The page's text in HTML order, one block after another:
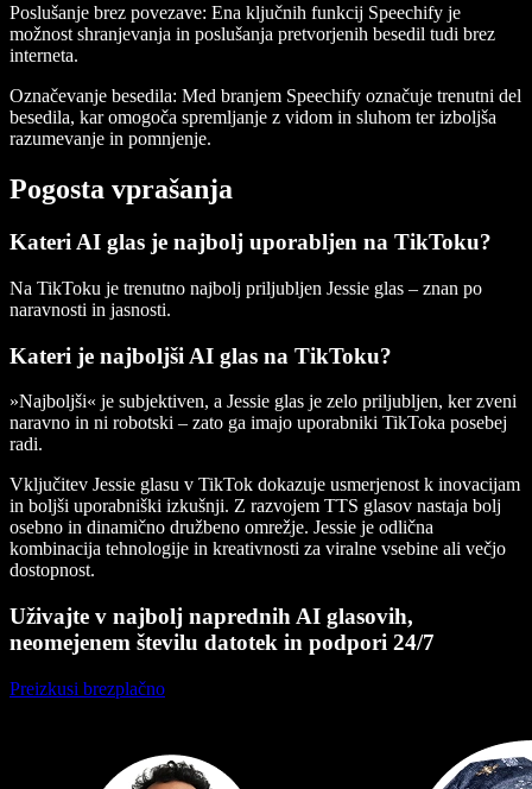
Poslušanje brez povezave: Ena ključnih funkcij Speechify je
možnost shranjevanja in poslušanja pretvorjenih besedil tudi brez
interneta.
Označevanje besedila: Med branjem Speechify označuje trenutni del
besedila, kar omogoča spremljanje z vidom in sluhom ter izboljša
razumevanje in pomnjenje.
Pogosta vprašanja
Kateri AI glas je najbolj uporabljen na TikToku?
Na TikToku je trenutno najbolj priljubljen Jessie glas – znan po
naravnosti in jasnosti.
Kateri je najboljši AI glas na TikToku?
»Najboljši« je subjektiven, a Jessie glas je zelo priljubljen, ker zveni
naravno in ni robotski – zato ga imajo uporabniki TikToka posebej
radi.
Vključitev Jessie glasu v TikTok dokazuje usmerjenost k inovacijam
in boljši uporabniški izkušnji. Z razvojem TTS glasov nastaja bolj
osebno in dinamično družbeno omrežje. Jessie je odlična
kombinacija tehnologije in kreativnosti za viralne vsebine ali večjo
dostopnost.
Uživajte v najbolj naprednih AI glasovih,
neomejenem številu datotek in podpori 24/7
Preizkusi brezplačno